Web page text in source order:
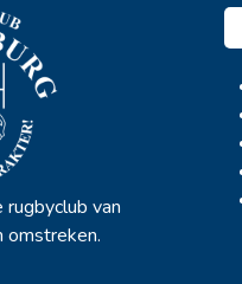
van
omstreken.